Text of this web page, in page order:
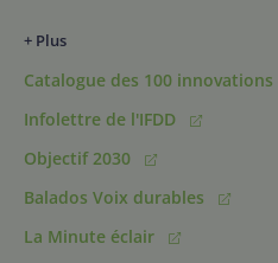
+ Plus
Catalogue des 100
Infolettre de l'IFDD
Objectif 2030
Balados Voix durables
La Minute éclair